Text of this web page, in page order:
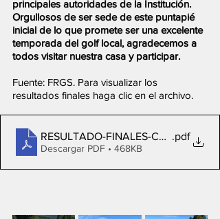
principales autoridades de la Institución.
Orgullosos de ser sede de este puntapié
inicial de lo que promete ser una excelente
temporada del golf local, agradecemos a
todos visitar nuestra casa y participar.
Fuente: FRGS. Para visualizar los
resultados finales haga clic en el archivo.
RESULTADO-FINALES-CHAPELCO
.pdf
Descargar PDF • 468KB